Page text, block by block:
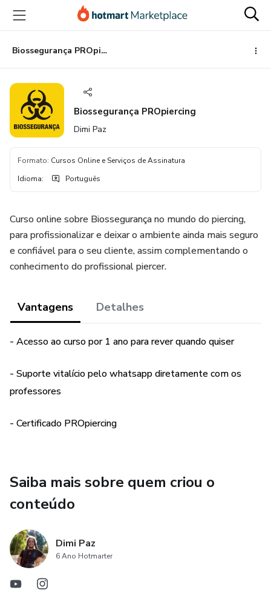
para
conteúdo
principal
para
pagamento
para
rodapé
Biossegurança PROpiercing
Biossegurança PROpiercing
Dimi Paz
Formato: Cursos Online e Serviços de Assinatura
Idioma: Português
Curso online sobre Biossegurança no mundo do piercing,
para profissionalizar e deixar o ambiente ainda mais seguro
e confiável para o seu cliente, assim complementando o
conhecimento do profissional piercer.
Vantagens Detalhes
- Acesso ao curso por 1 ano para rever quando quiser
- Suporte vitalício pelo whatsapp diretamente com os
professores
- Certificado PROpiercing
Saiba mais sobre quem criou o
conteúdo
Dimi Paz
6 Ano Hotmarter